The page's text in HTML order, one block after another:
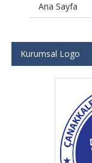
Ana Sayfa
Kurumsal Logo